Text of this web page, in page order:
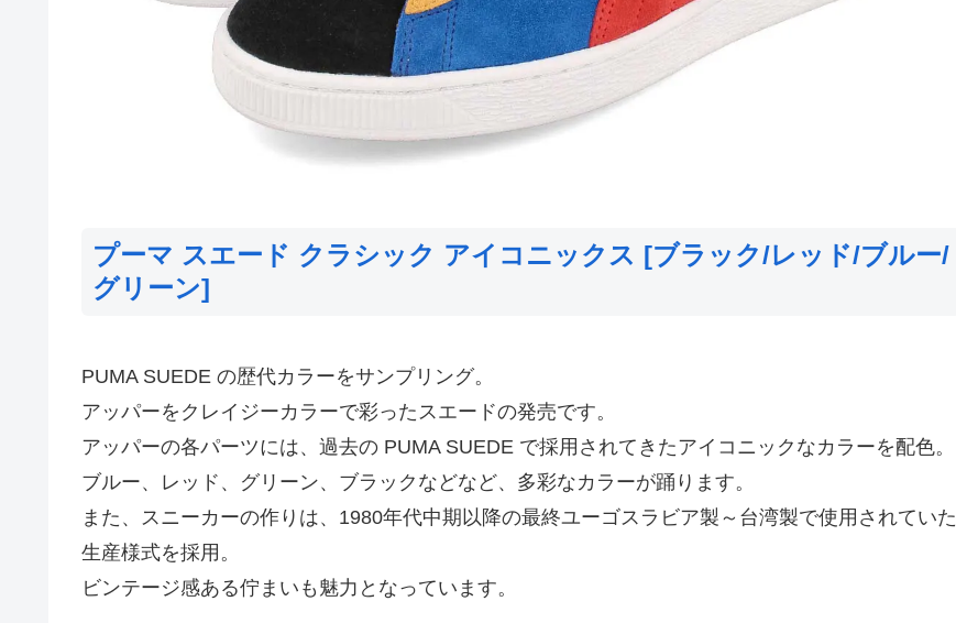
プーマ スエード クラシック アイコニックス [ブラック/レッド/ブルー/
グリーン]
PUMA SUEDE の歴代カラーをサンプリング。
アッパーをクレイジーカラーで彩ったスエードの発売です。
アッパーの各パーツには、過去の PUMA SUEDE で採用されてきたアイコニックなカラーを配色。
ブルー、レッド、グリーン、ブラックなどなど、多彩なカラーが踊ります。
また、スニーカーの作りは、1980年代中期以降の最終ユーゴスラビア製～台湾製で使用されていた
生産様式を採用。
ビンテージ感ある佇まいも魅力となっています。